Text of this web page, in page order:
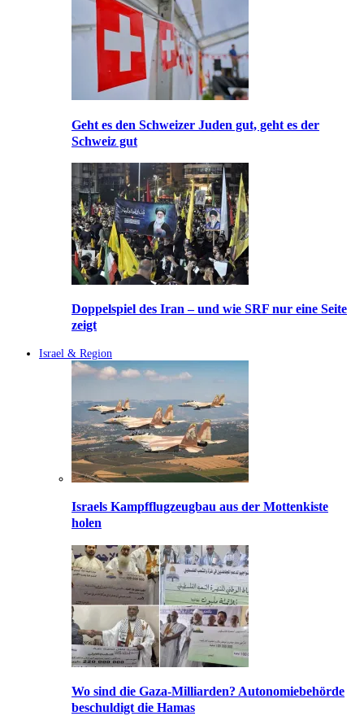
Geht es den Schweizer Juden gut, geht es der
Schweiz gut
Doppelspiel des Iran – und wie SRF nur eine Seite
zeigt
Israel & Region
Israels Kampfflugzeugbau aus der Mottenkiste
holen
Wo sind die Gaza-Milliarden? Autonomiebehörde
beschuldigt die Hamas